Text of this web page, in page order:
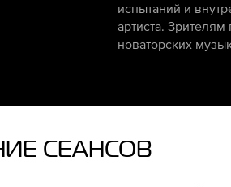
испытаний и
артиста.
новаторских
СЕАНСОВ